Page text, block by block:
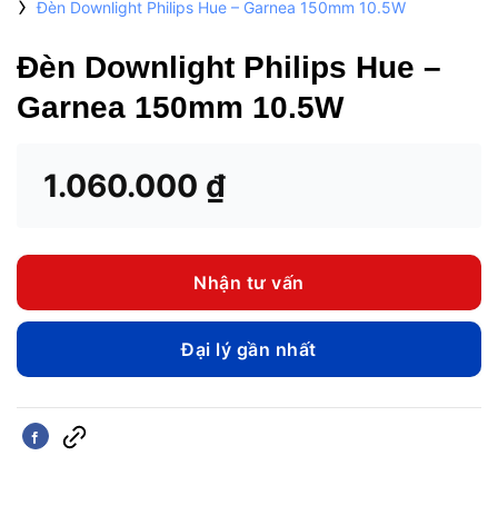
Đèn Downlight Philips Hue – Garnea 150mm 10.5W
Đèn Downlight Philips Hue –
Garnea 150mm 10.5W
1.060.000 ₫
Nhận tư vấn
Đại lý gần nhất